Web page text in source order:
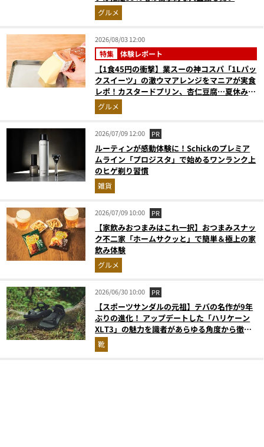
グルメ
2026/08/03 12:00
特集 体験レポート
【1食45円の衝撃】業スーの神コスパ「1Lパッ
クスイーツ」の激ウマアレンジをマニアが実食
レポ！カスタードプリン、杏仁豆腐…夏休みの
おやつに最強すぎた
グルメ
2026/07/09 12:00 PR
ルーティンが感動体験に！Schickのプレミア
ムライン「プロジスタ」で始めるワンランク上
のヒゲ剃り習慣
雑貨
2026/07/09 10:00 PR
【家飲みおつまみはこれ一択】おつまみスナッ
ク不二家「ホームサクッと」で簡単＆極上の家
飲み体験
グルメ
2026/06/30 10:00 PR
【スポーツサンダルの元祖】テバの名作が9年
ぶりの進化！ アップデートした「ハリケーン
XLT3」の魅力を識者があらゆる角度から徹底
解説！
靴